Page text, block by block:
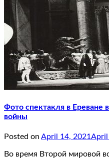
Фото спектакля в Ереване
войны
Posted on April 14, 2021 April
Во время Второй мировой